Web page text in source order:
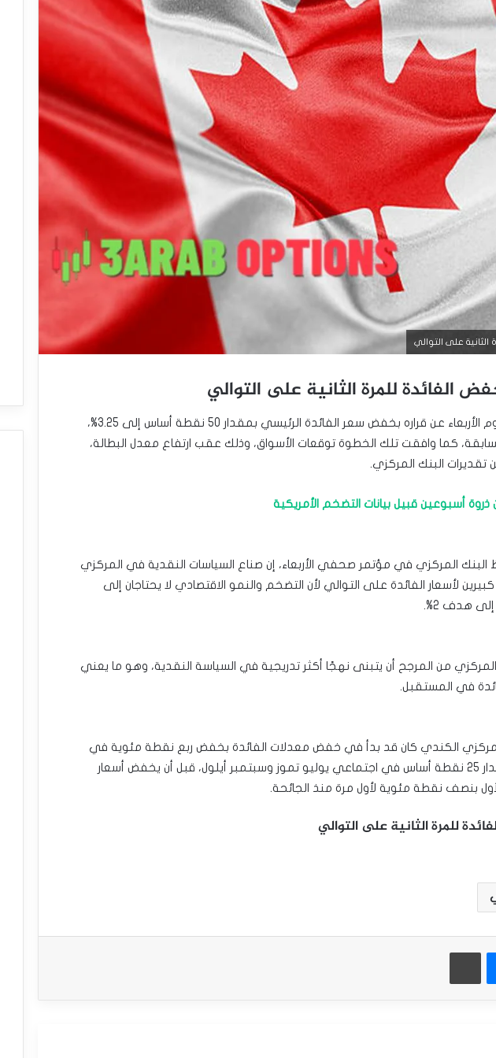
على التوالي
الفائدة للمرة الثانية على التوالي
أعلن بنك كندا المركزي اليوم الأربعاء عن قراره بخفض سعر الفائدة الرئيسي بمقدار 50 نقطة أساس إلى 3.25%،
كما وافقت تلك الخطوة توقعات الأسواق، وذلك عقب ارتفاع معدل البطالة،
تقديرات البنك المركزي.
أسبوعين قبيل بيانات التضخم الأمريكية
المركزي في مؤتمر صحفي الأربعاء، إن صناع السياسات النقدية في المركزي
لأسعار الفائدة على التوالي لأن التضخم والنمو الاقتصادي لا يحتاجان إلى
هدف 2%.
المركزي من المرجح أن يتبنى نهجًا أكثر تدريجية في السياسة النقدية، وهو ما يعني
في المستقبل.
المركزي الكندي كان قد بدأ في خفض معدلات الفائدة بخفض ربع نقطة مئوية في
يونيو حزيران، ثم خفض بمقدار 25 نقطة أساس في اجتماعي يوليو تموز وسبتمبر أيلول، قبل أن يخفض أسعار
بنصف نقطة مئوية لأول مرة منذ الجائحة.
للمرة الثانية على التوالي
ماسنجر طباعة